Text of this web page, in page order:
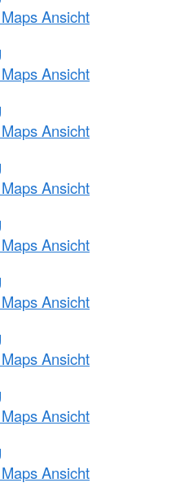
Ansicht
Ansicht
Ansicht
Ansicht
Ansicht
Ansicht
Ansicht
Ansicht
Ansicht